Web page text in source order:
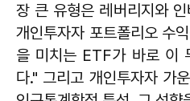
장 큰 유형은 레버리지와
개인투자자 포트폴리오 수
을 미치는 ETF가 바로 이
다." 그리고 개인투자자 가